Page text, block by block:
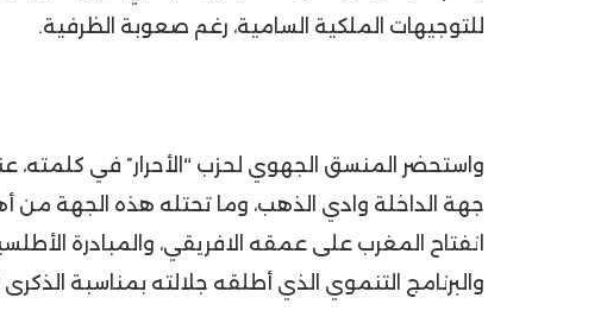
للتوجيهات الملكية السامية، رغم صعوبة الظرفية.
واستحضر المنسق الجهوي لحزب “الأحرار” في كلمته،
جهة الداخلة وادي الذهب، وما تحتله هذه الجهة من
انفتاح المغرب على عمقه الافريقي، والمبادرة
والبرنامج التنموي الذي أطلقه جلالته بمناسبة الذكرى